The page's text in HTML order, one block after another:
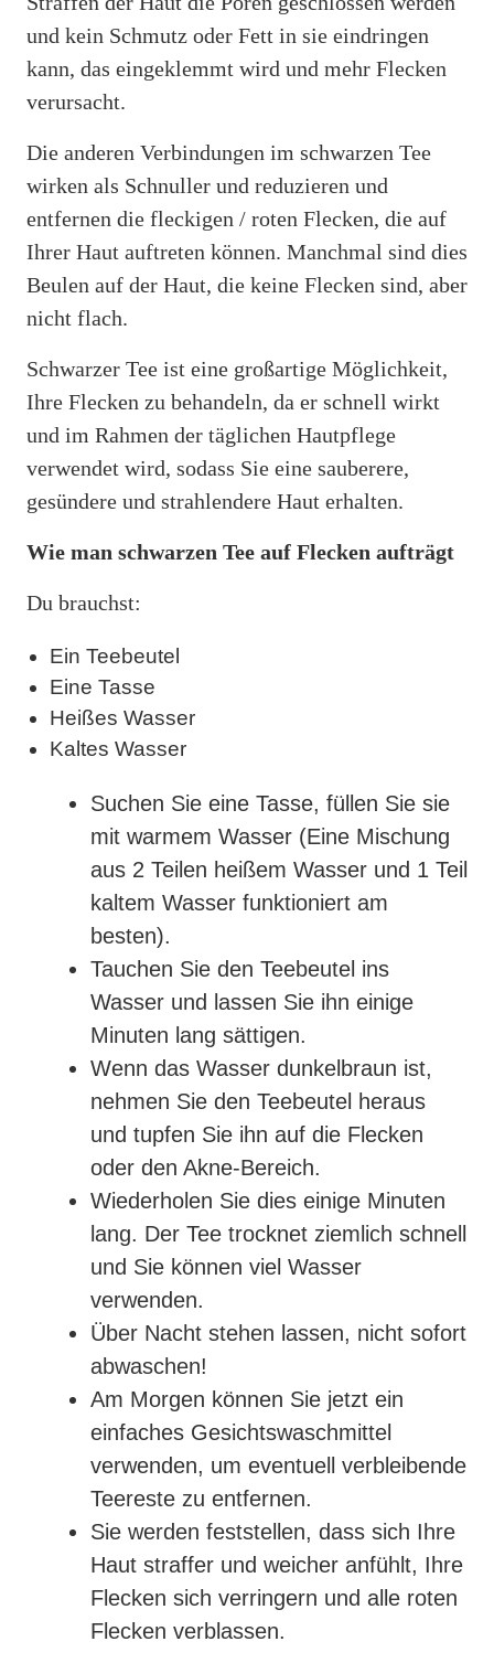
und kein Schmutz oder Fett in sie eindringen
kann, das eingeklemmt wird und mehr Flecken
verursacht.
Die anderen Verbindungen im schwarzen Tee
wirken als Schnuller und reduzieren und
entfernen die fleckigen / roten Flecken, die auf
Ihrer Haut auftreten können. Manchmal sind dies
Beulen auf der Haut, die keine Flecken sind, aber
nicht flach.
Schwarzer Tee ist eine großartige Möglichkeit,
Ihre Flecken zu behandeln, da er schnell wirkt
und im Rahmen der täglichen Hautpflege
verwendet wird, sodass Sie eine sauberere,
gesündere und strahlendere Haut erhalten.
Wie man schwarzen Tee auf Flecken aufträgt
Du brauchst:
Ein Teebeutel
Eine Tasse
Heißes Wasser
Kaltes Wasser
Suchen Sie eine Tasse, füllen Sie sie
mit warmem Wasser (Eine Mischung
aus 2 Teilen heißem Wasser und 1 Teil
kaltem Wasser funktioniert am
besten).
Tauchen Sie den Teebeutel ins
Wasser und lassen Sie ihn einige
Minuten lang sättigen.
Wenn das Wasser dunkelbraun ist,
nehmen Sie den Teebeutel heraus
und tupfen Sie ihn auf die Flecken
oder den Akne-Bereich.
Wiederholen Sie dies einige Minuten
lang. Der Tee trocknet ziemlich schnell
und Sie können viel Wasser
verwenden.
Über Nacht stehen lassen, nicht sofort
abwaschen!
Am Morgen können Sie jetzt ein
einfaches Gesichtswaschmittel
verwenden, um eventuell verbleibende
Teereste zu entfernen.
Sie werden feststellen, dass sich Ihre
Haut straffer und weicher anfühlt, Ihre
Flecken sich verringern und alle roten
Flecken verblassen.